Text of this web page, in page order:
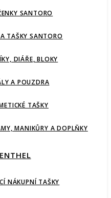
SANTORO
TAŠKY SANTORO
DIÁŘE, BLOKY
A POUZDRA
TAŠKY
MANIKŮRY A DOPLŇKY
NÁKUPNÍ TAŠKY